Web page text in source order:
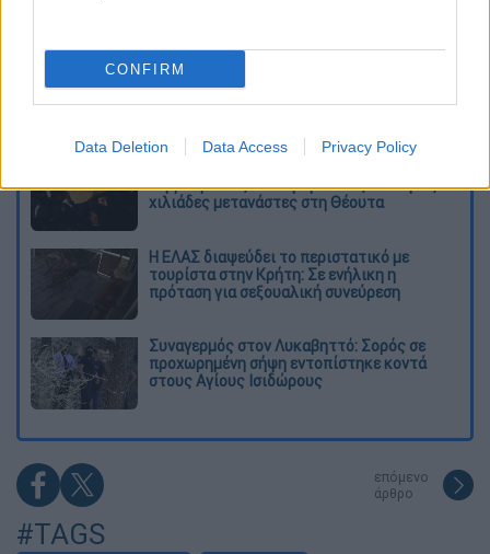
CONFIRM
Data Deletion Data Access Privacy Policy
Kadebostany στο ethnos.gr: «Κάποτε
πίστευα ότι το να είσαι outsider ήταν
θερμοκρασίες»: Σε δραματικές συνθήκες
χιλιάδες μετανάστες στη Θέουτα
Η ΕΛΑΣ διαψεύδει το περιστατικό με
τουρίστα στην Κρήτη: Σε ενήλικη η
πρόταση για σεξουαλική συνεύρεση
Συναγερμός στον Λυκαβηττό: Σορός σε
προχωρημένη σήψη εντοπίστηκε κοντά
στους Αγίους Ισιδώρους
επόμενο
άρθρο
#TAGS